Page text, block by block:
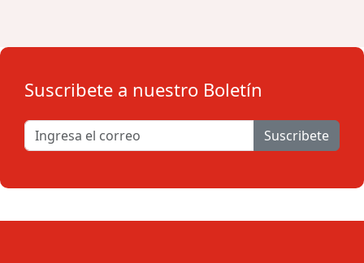
Suscribete a nuestro Boletín
Suscribete